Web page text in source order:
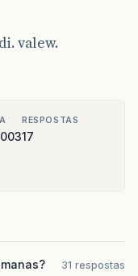
valew.
RESPOSTAS
17
31 respostas